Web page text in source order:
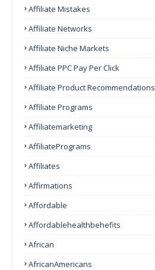
Affiliate Mistakes
Affiliate Networks
Affiliate Niche Markets
Affiliate PPC Pay Per Click
Affiliate Product Recommendations
Affiliate Programs
Affiliatemarketing
AffiliatePrograms
Affiliates
Affirmations
Affordable
Affordablehealthbehefits
African
AfricanAmericans